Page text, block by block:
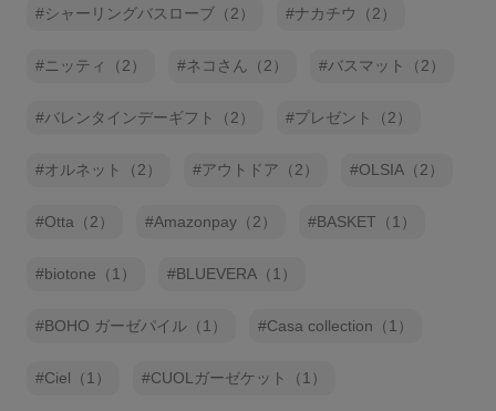
シャーリングバスローブ（2） ナカチウ（2）
ニッティ（2） ネコさん（2） バスマット（2）
バレンタインデーギフト（2） プレゼント（2）
オルネット（2） アウトドア（2） OLSIA（2）
Otta（2） Amazonpay（2） BASKET（1）
biotone（1） BLUEVERA（1）
BOHO ガーゼパイル（1） Casa collection（1）
Ciel（1） CUOLガーゼケット（1）